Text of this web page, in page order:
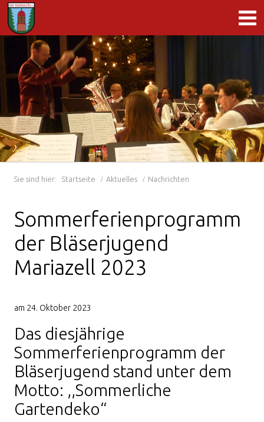
Sie sind hier: Startseite Aktuelles Nachrichten
Sommerferienprogramm
der Bläserjugend
Mariazell 2023
am 24. Oktober 2023
Das diesjährige
Sommerferienprogramm der
Bläserjugend stand unter dem
Motto: ,,Sommerliche
Gartendeko“